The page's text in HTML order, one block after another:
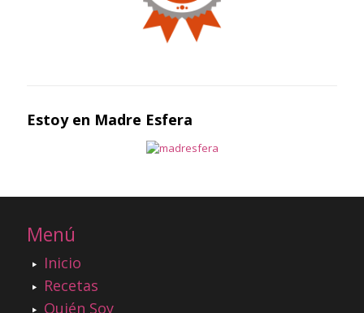
Estoy en Madre Esfera
Menú
Inicio
Recetas
Quién Soy